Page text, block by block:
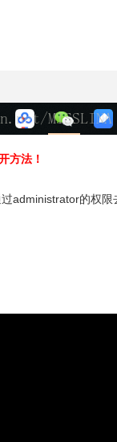
方法！
administrator的权限